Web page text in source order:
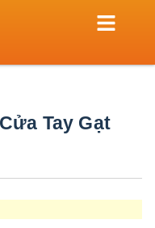
Tay Gạt